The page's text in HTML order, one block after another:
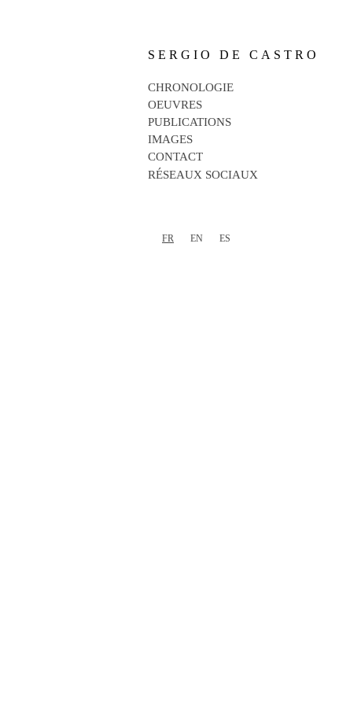
SERGIO DE CASTRO
CHRONOLOGIE
OEUVRES
PUBLICATIONS
IMAGES
CONTACT
RÉSEAUX SOCIAUX
FR EN ES